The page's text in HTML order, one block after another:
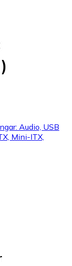
Audio, USB
Mini-ITX,